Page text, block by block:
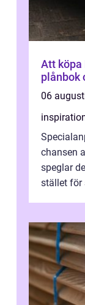
Att köpa
plånbok
06
chansen
speglar
stället för